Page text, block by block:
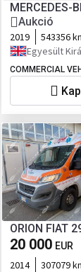
MERCEDES-
Aukció
2019
543356
Egyesült
COMMERCIAL
ORION FIAT
20 000 EUR
2014 307079